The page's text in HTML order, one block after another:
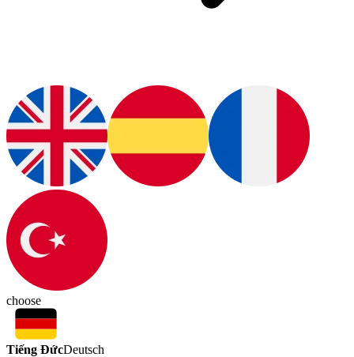
choose
Tiếng ĐứcDeutsch